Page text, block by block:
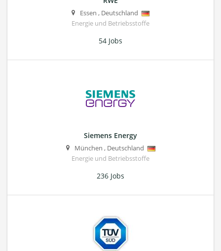
Essen , Deutschland
Energie und Betriebsstoffe
54 Jobs
Siemens Energy
München , Deutschland
Energie und Betriebsstoffe
236 Jobs